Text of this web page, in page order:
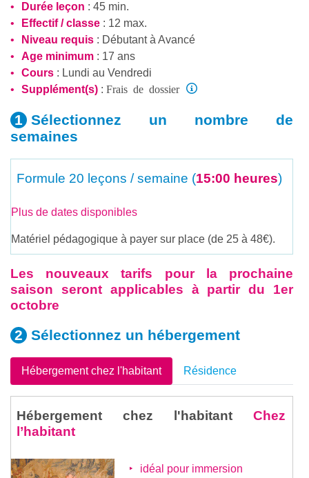
Durée leçon : 45 min.
Effectif / classe : 12 max.
Niveau requis : Débutantà Avancé
Age minimum : 17 ans
Cours : Lundi au Vendredi
Supplément(s) : Frais de dossier
Sélectionnez un nombre de
semaines
Formule 20 leçons / semaine (15:00 heures)
Plus de dates disponibles
Matériel pédagogique à payer sur place (de 25 à 48€).
Les nouveaux tarifs pour la prochaine
saison seront applicables à partir du 1er
octobre
Sélectionnez un hébergement
Hébergement chez l'habitant Résidence
Hébergement chez l'habitant Chez
l’habitant
idéal pour immersion